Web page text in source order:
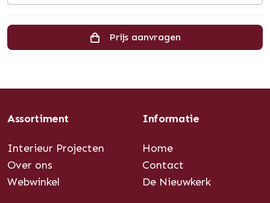
Prijs aanvragen
Assortiment
Interieur Projecten
Over ons
Webwinkel
Informatie
Home
Contact
De Nieuwkerk